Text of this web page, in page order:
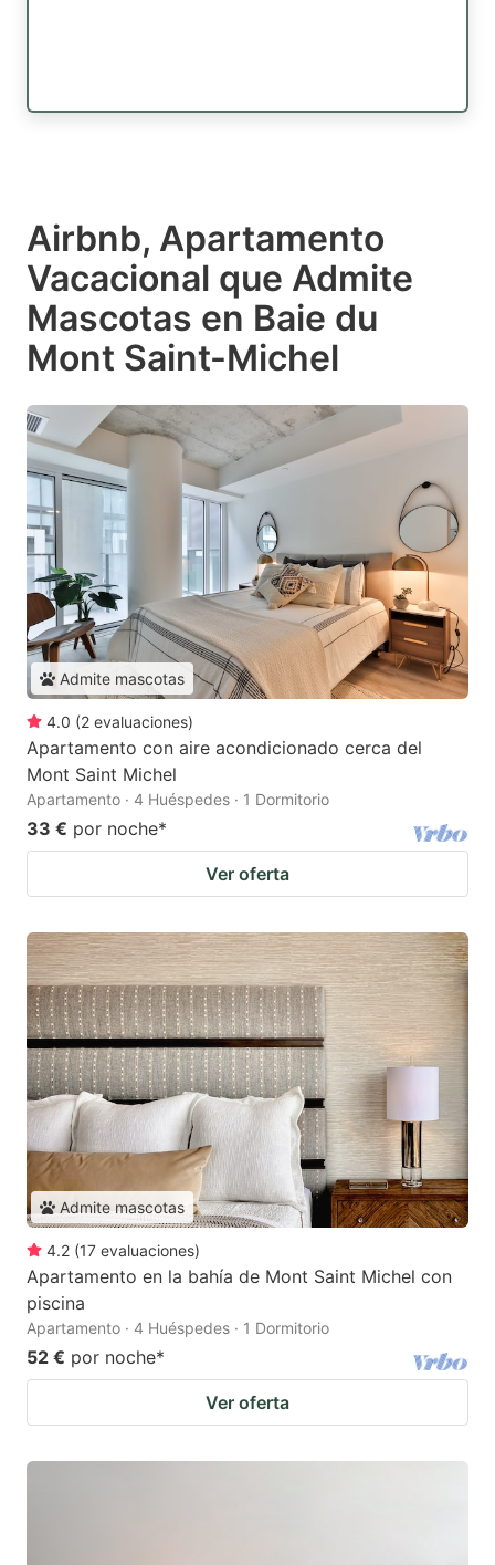
Airbnb, Apartamento
Vacacional que Admite
Mascotas en Baie du
Mont Saint-Michel
Admite mascotas
4.0 (2 evaluaciones)
Apartamento con aire acondicionado cerca del
Mont Saint Michel
Apartamento · 4 Huéspedes · 1 Dormitorio
33 € por noche*
Ver oferta
Admite mascotas
4.2 (17 evaluaciones)
Apartamento en la bahía de Mont Saint Michel con
piscina
Apartamento · 4 Huéspedes · 1 Dormitorio
52 € por noche*
Ver oferta